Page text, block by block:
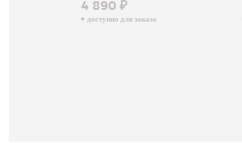
4 890 ₽
доступно для заказа